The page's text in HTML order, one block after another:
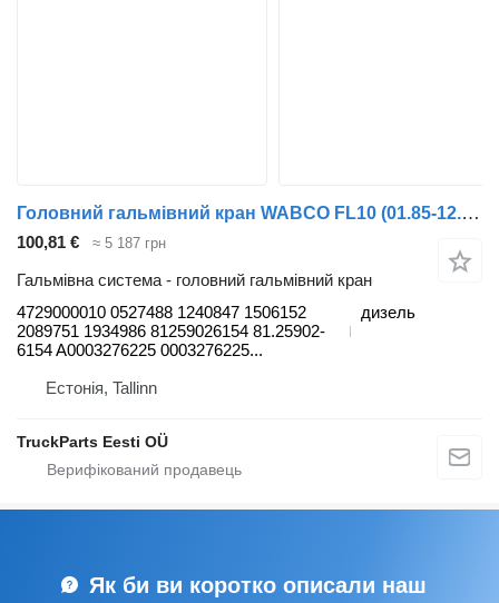
Головний гальмівний кран WABCO FL10 (01.85-12.98) 4729000010 до тягача Volvo FL, FL6, FL7, FL10, FL12, FS718 (1985-2005)
100,81 € ≈ 5 187 грн
Гальмівна система - головний гальмівний кран
4729000010 0527488 1240847 1506152
2089751 1934986 81259026154 81.25902-
6154 A0003276225 0003276225...
дизель
Естонія, Tallinn
TruckParts Eesti OÜ
Як би ви коротко описали наш